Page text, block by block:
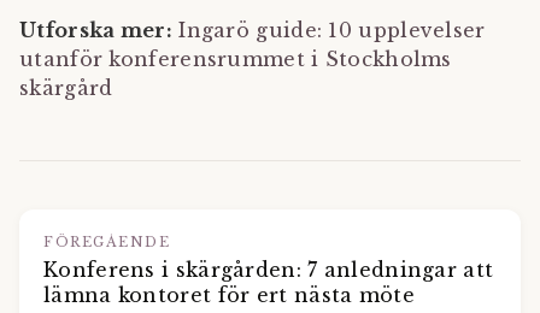
Utforska mer: Ingarö guide: 10 upplevelser
utanför konferensrummet i Stockholms
skärgård
FÖREGÅENDE
Konferens i skärgården: 7 anledningar att
lämna kontoret för ert nästa möte